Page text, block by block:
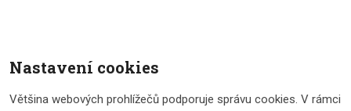
Nastavení cookies
Většina webových prohlížečů podporuje správu cookies. V rámci